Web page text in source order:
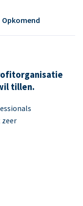
Opkomend
tillen.